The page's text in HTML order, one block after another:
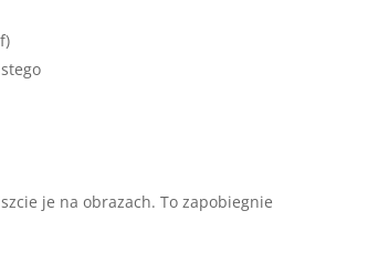
je na obrazach. To zapobiegnie